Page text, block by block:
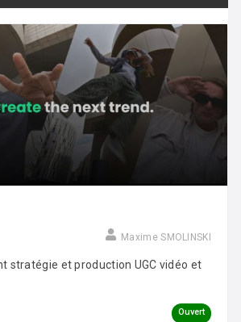
Maxime SMOLINSKI
stratégie et production UGC vidéo et
Ouvert